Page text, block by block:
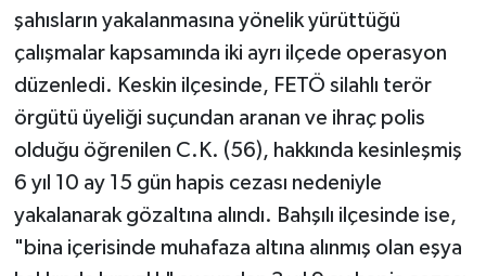
şahısların yakalanmasına yönelik yürüttüğü
çalışmalar kapsamında iki ayrı ilçede operasyon
düzenledi. Keskin ilçesinde, FETÖ silahlı terör
örgütü üyeliği suçundan aranan ve ihraç polis
olduğu öğrenilen C.K. (56), hakkında kesinleşmiş
6 yıl 10 ay 15 gün hapis cezası nedeniyle
yakalanarak gözaltına alındı. Bahşılı ilçesinde ise,
"bina içerisinde muhafaza altına alınmış olan eşya